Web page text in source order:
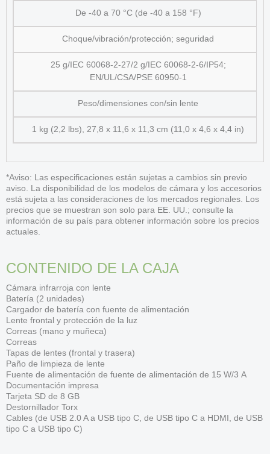
De -40 a 70 °C (de -40 a 158 °F)
Choque/vibración/protección; seguridad
25 g/IEC 60068-2-27/2 g/IEC 60068-2-6/IP54;
EN/UL/CSA/PSE 60950-1
Peso/dimensiones con/sin lente
1 kg (2,2 lbs), 27,8 x 11,6 x 11,3 cm (11,0 x 4,6 x 4,4 in)
*Aviso: Las especificaciones están sujetas a cambios sin previo
aviso. La disponibilidad de los modelos de cámara y los accesorios
está sujeta a las consideraciones de los mercados regionales. Los
precios que se muestran son solo para EE. UU.; consulte la
información de su país para obtener información sobre los precios
actuales.
CONTENIDO DE LA CAJA
Cámara infrarroja con lente
Batería (2 unidades)
Cargador de batería con fuente de alimentación
Lente frontal y protección de la luz
Correas (mano y muñeca)
Correas
Tapas de lentes (frontal y trasera)
Paño de limpieza de lente
Fuente de alimentación de fuente de alimentación de 15 W/3 A
Documentación impresa
Tarjeta SD de 8 GB
Destornillador Torx
Cables (de USB 2.0 A a USB tipo C, de USB tipo C a HDMI, de USB
tipo C a USB tipo C)